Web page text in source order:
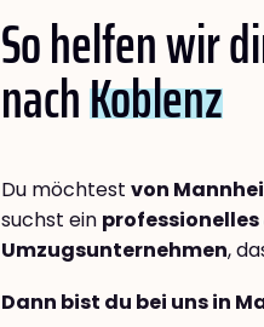
So helfen wir
nachKoblenz
Du möchtest von
suchst ein
Umzugsunternehmen,
Dann bist du bei uns in